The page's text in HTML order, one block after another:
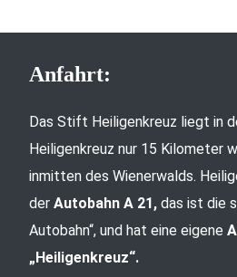
Anfahrt:
Das Stift Heiligenkreuz liegt in
Heiligenkreuz nur 15 Kilometer
inmitten des Wienerwalds.
der Autobahn A 21, das ist die
Autobahn“, und hat eine eigene
„Heiligenkreuz“.